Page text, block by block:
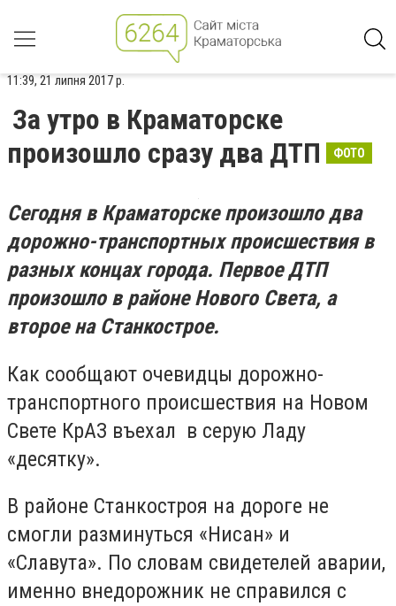
11:39, 21 липня 2017 р.
За утро в Краматорске
произошло сразу два ДТП
ФОТО
Сегодня в Краматорске произошло два
дорожно-транспортных происшествия в
разных концах города. Первое ДТП
произошло в районе Нового Света, а
второе на Станкострое.
Как сообщают очевидцы дорожно-
транспортного происшествия на Новом
Свете КрАЗ въехал в серую Ладу
«десятку».
В районе Станкостроя на дороге не
смогли разминуться «Нисан» и
«Славута». По словам свидетелей аварии,
именно внедорожник не справился с